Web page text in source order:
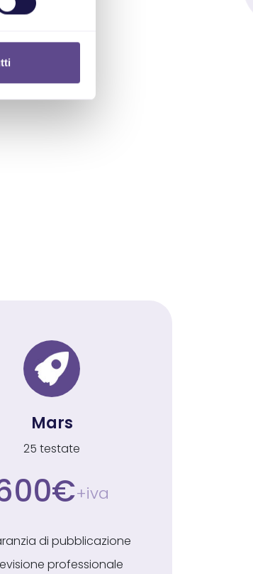
Mars
25 testate
+iva
di pubblicazione
professionale